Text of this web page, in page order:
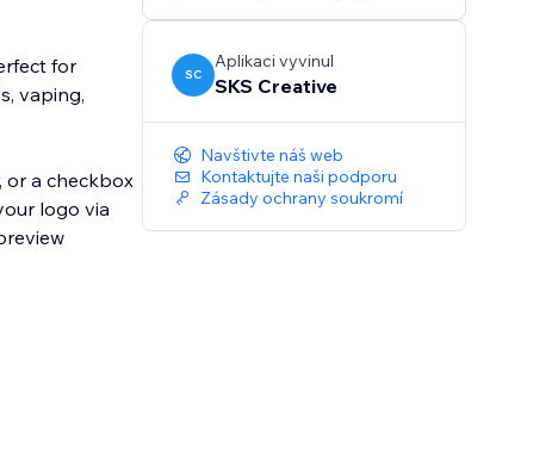
for
vaping,
or a checkbox
logo via
SC
Aplikaci vyvinul
SKS Creative
Navštivte náš web
Kontaktujte naši podporu
Zásady ochrany soukromí